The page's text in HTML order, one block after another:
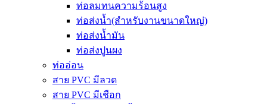
ท่อลมทนความร้อนสูง
ท่อส่งน้ำ(สำหรับงานขนาดใหญ่)
ท่อส่งน้ำมัน
ท่อส่งปูนผง
ท่ออ่อน
สาย PVC มีลวด
สาย PVC มีเชือก